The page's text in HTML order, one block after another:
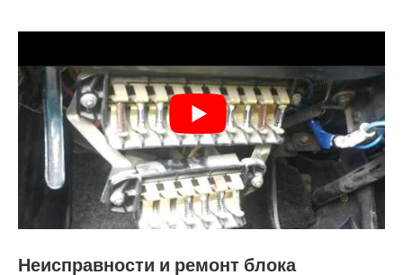
Неисправности и ремонт блока